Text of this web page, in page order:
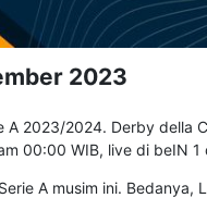
2023
2023/2024. Derby della
00:00 WIB, live di beIN 1
A musim ini. Bedanya,